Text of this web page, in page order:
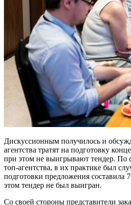
Дискуссионным получилось и
агентства тратят на подготовку
при этом не выигрывают тендер. По
топ-агентства, в их практике был
подготовки предложения составила
этом тендер не был выигран.
Со своей стороны представители